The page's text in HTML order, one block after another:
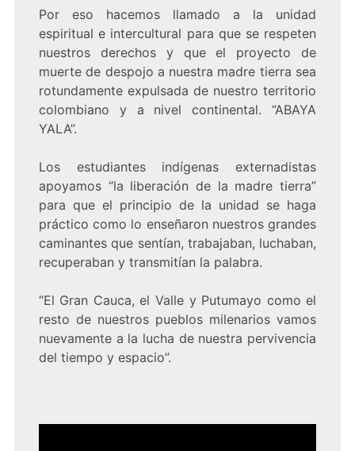
Por eso hacemos llamado a la unidad
espiritual e intercultural para que se respeten
nuestros derechos y que el proyecto de
muerte de despojo a nuestra madre tierra sea
rotundamente expulsada de nuestro territorio
colombiano y a nivel continental. “ABAYA
YALA”.
Los estudiantes indígenas externadistas
apoyamos “la liberación de la madre tierra”
para que el principio de la unidad se haga
práctico como lo enseñaron nuestros grandes
caminantes que sentían, trabajaban, luchaban,
recuperaban y transmitían la palabra.
“El Gran Cauca, el Valle y Putumayo como el
resto de nuestros pueblos milenarios vamos
nuevamente a la lucha de nuestra pervivencia
del tiempo y espacio”.